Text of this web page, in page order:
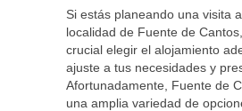
Si estás planeando una visita
localidad de Fuente de
crucial elegir el alojamiento
ajuste a tus necesidades y
Afortunadamente, Fuente de
una amplia variedad de